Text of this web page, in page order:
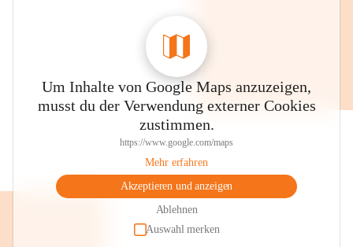
Um Inhalte von Google Maps anzuzeigen,
musst du der Verwendung externer Cookies
zustimmen.
https://www.google.com/maps
Mehr erfahren
Akzeptieren und anzeigen
Ablehnen
Auswahl merken